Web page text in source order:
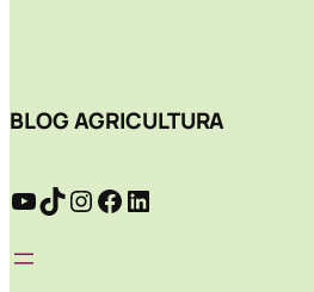
BLOG AGRICULTURA
YouTube
TikTok
Instagram
Facebook
LinkedIn